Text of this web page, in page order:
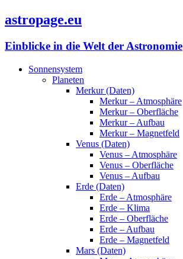
astropage.eu
Einblicke in die Welt der Astronomie
Sonnensystem
Planeten
Merkur (Daten)
Merkur – Atmosphäre
Merkur – Oberfläche
Merkur – Aufbau
Merkur – Magnetfeld
Venus (Daten)
Venus – Atmosphäre
Venus – Oberfläche
Venus – Aufbau
Erde (Daten)
Erde – Atmosphäre
Erde – Klima
Erde – Oberfläche
Erde – Aufbau
Erde – Magnetfeld
Mars (Daten)